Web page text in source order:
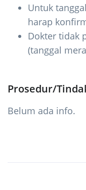
Untuk
harap
Dokter tidak
(tanggal
Prosedur/
Belum ada info.